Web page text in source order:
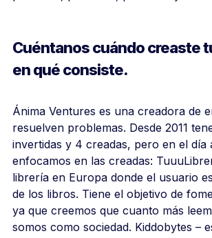
Cuéntanos cuándo creaste
en qué consiste.
Ánima Ventures es una creadora de
resuelven problemas. Desde 2011
invertidas y 4 creadas, pero en el día
enfocamos en las creadas:
librería en Europa donde el usuario
de los libros. Tiene el objetivo de
ya que creemos que cuanto más
somos como sociedad. Kiddobytes –